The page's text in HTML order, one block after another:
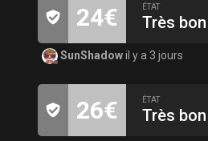
24€ ÉTAT
Très bon
SunShadowil y a 3 jours
26€ ÉTAT
Très bon